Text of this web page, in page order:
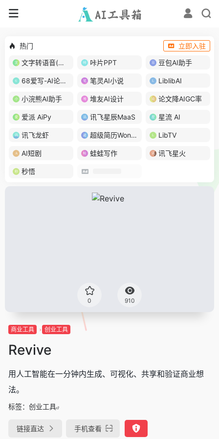
热门
立即入驻
文字转语音(琅琅配音)
咔片PPT 豆包AI助手
68爱写-AI论文写作 笔灵AI小说 LiblibAI
小浣熊AI助手 堆友AI设计 论文降AIGC率
爱派 AiPy 讯飞星辰MaaS 星流 AI
讯飞龙虾 超级简历WonderCV LibTV
AI短剧 蛙蛙写作 讯飞星火
秒悟
0 910
商业工具 创业工具
Revive
用人工智能在一分钟内生成、可视化、共享和验证商业想
法。
标签： 创业工具
链接直达 手机查看